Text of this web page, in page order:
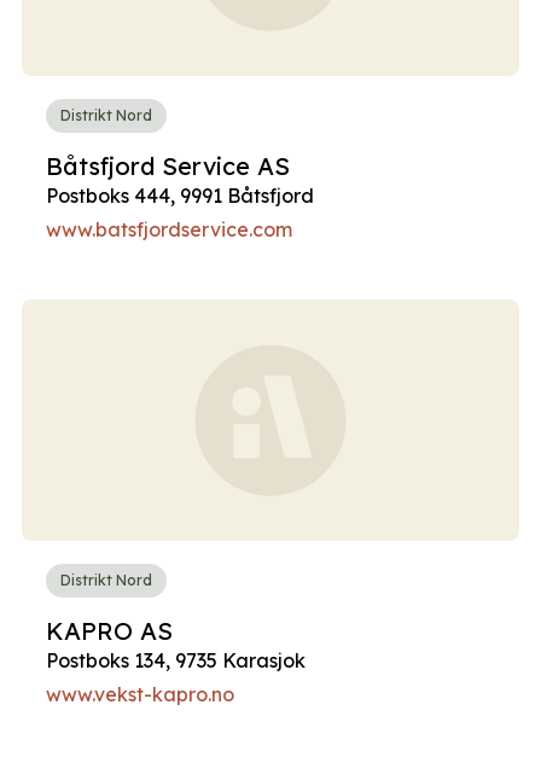
Distrikt Nord
Båtsfjord Service AS
Postboks 444, 9991 Båtsfjord
www.batsfjordservice.com
Distrikt Nord
KAPRO AS
Postboks 134, 9735 Karasjok
www.vekst-kapro.no